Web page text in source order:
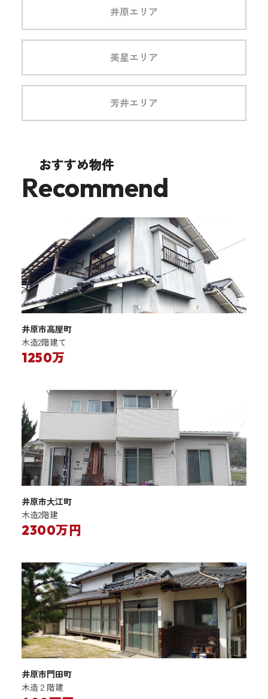
井原エリア
美星エリア
芳井エリア
おすすめ物件
Recommend
井原市高屋町
木造2階建て
1250万
井原市大江町
木造2階建
2300万円
井原市門田町
木造２階建